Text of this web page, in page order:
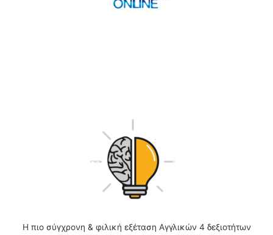
Η πιο σύγχρονη & φιλική εξέταση Αγγλικών 4 δεξιοτήτων